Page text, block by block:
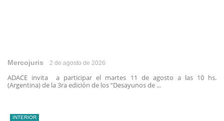
Mercojuris 2 de agosto de 2026
ADACE invita a participar el martes 11 de agosto a las 10 hs.
(Argentina) de la 3ra edición de los “Desayunos de ...
INTERIOR